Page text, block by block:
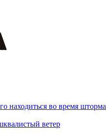
находиться во время шторма
ветер